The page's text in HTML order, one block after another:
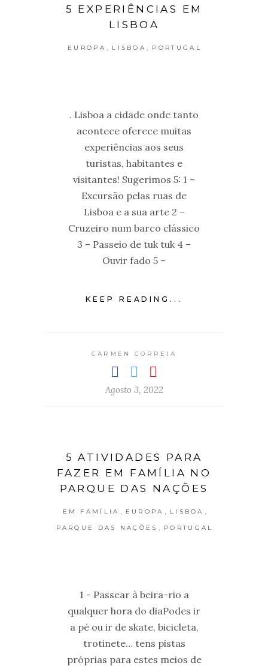
5 EXPERIÊNCIAS EM
LISBOA
EUROPA , LISBOA , PORTUGAL
. Lisboa a cidade onde tanto
acontece oferece muitas
experiências aos seus
turistas, habitantes e
visitantes! Sugerimos 5: 1 –
Excursão pelas ruas de
Lisboa e a sua arte 2 –
Cruzeiro num barco clássico
3 – Passeio de tuk tuk 4 –
Ouvir fado 5 –
KEEP READING...
CARMEN CORREIA
Agosto 3, 2022
5 ATIVIDADES PARA
FAZER EM FAMÍLIA NO
PARQUE DAS NAÇÕES
EM FAMÍLIA EUROPA LISBOA
PARQUE DAS NAÇÕES PORTUGAL
1 - Passear à beira-rio a
qualquer hora do diaPodes ir
a pé ou ir de skate, bicicleta,
trotinete… tens pistas
próprias para estes meios de